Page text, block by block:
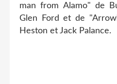
man from Alamo" de
Glen Ford et de
Heston et Jack Palance.